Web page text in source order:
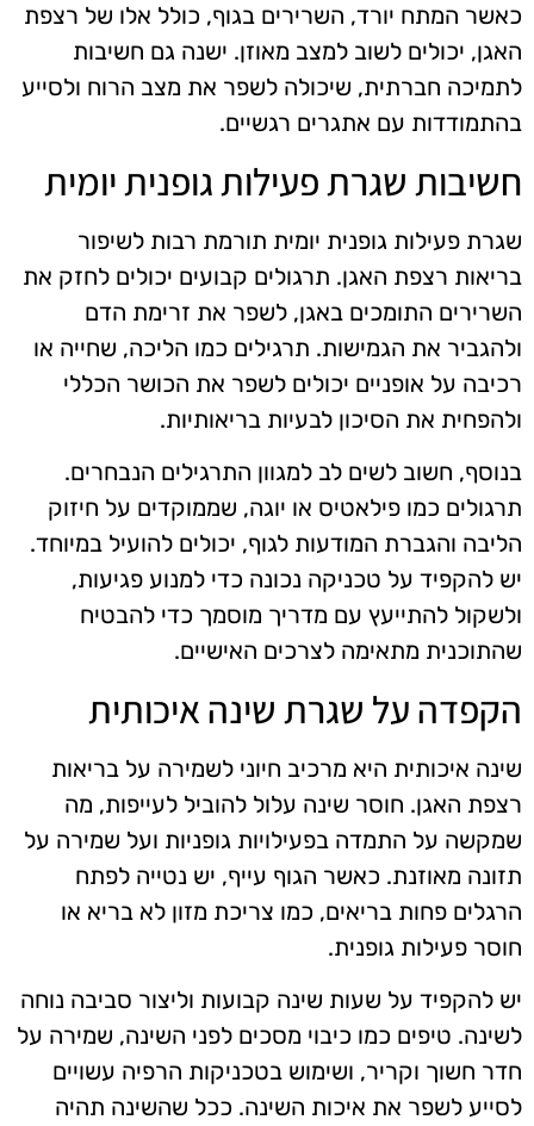
כאשר המתח יורד, השרירים בגוף, כולל אלו של רצפת
האגן, יכולים לשוב למצב מאוזן. ישנה גם חשיבות
לתמיכה חברתית, שיכולה לשפר את מצב הרוח ולסייע
בהתמודדות עם אתגרים רגשיים.
חשיבות שגרת פעילות גופנית יומית
שגרת פעילות גופנית יומית תורמת רבות לשיפור
בריאות רצפת האגן. תרגולים קבועים יכולים לחזק את
השרירים התומכים באגן, לשפר את זרימת הדם
ולהגביר את הגמישות. תרגילים כמו הליכה, שחייה או
רכיבה על אופניים יכולים לשפר את הכושר הכללי
ולהפחית את הסיכון לבעיות בריאותיות.
בנוסף, חשוב לשים לב למגוון התרגילים הנבחרים.
תרגולים כמו פילאטיס או יוגה, שממוקדים על חיזוק
הליבה והגברת המודעות לגוף, יכולים להועיל במיוחד.
יש להקפיד על טכניקה נכונה כדי למנוע פגיעות,
ולשקול להתייעץ עם מדריך מוסמך כדי להבטיח
שהתוכנית מתאימה לצרכים האישיים.
הקפדה על שגרת שינה איכותית
שינה איכותית היא מרכיב חיוני לשמירה על בריאות
רצפת האגן. חוסר שינה עלול להוביל לעייפות, מה
שמקשה על התמדה בפעילויות גופניות ועל שמירה על
תזונה מאוזנת. כאשר הגוף עייף, יש נטייה לפתח
הרגלים פחות בריאים, כמו צריכת מזון לא בריא או
חוסר פעילות גופנית.
יש להקפיד על שעות שינה קבועות וליצור סביבה נוחה
לשינה. טיפים כמו כיבוי מסכים לפני השינה, שמירה על
חדר חשוך וקריר, ושימוש בטכניקות הרפיה עשויים
לסייע לשפר את איכות השינה. ככל שהשינה תהיה